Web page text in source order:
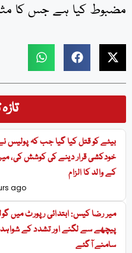
بیٹے کو قتل کیا گیا جب کہ پولیس
خودکشی قرار دینے کی کوشش کی،
کے والد کا الزام
ago
میر رضا کیس: ابتدائی رپورٹ میں
پیچھے سے لگنے اور تشدد کے شواہد
سامنے آگئے
مضبوط کیا ہے جس کا